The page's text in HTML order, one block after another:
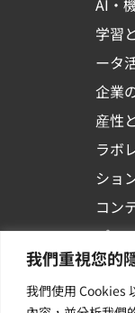
我們重視您的
我們使用 Cookies
AI・
学習
ータ
企業
産性
ラボ
ショ
コン
プラ
フォ
活用